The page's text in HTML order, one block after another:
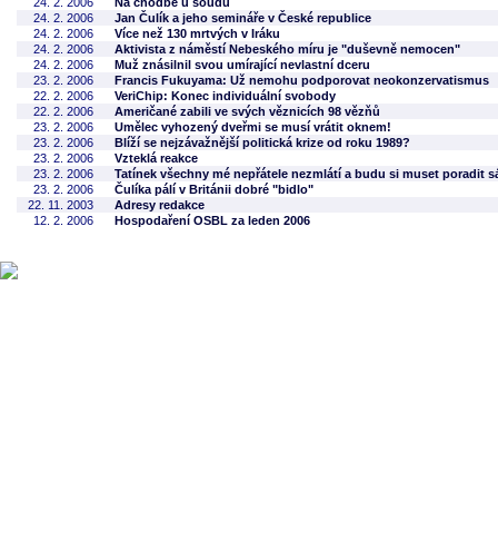
24. 2. 2006
Jan Čulík a jeho semináře v České republice
24. 2. 2006
Více než 130 mrtvých v Iráku
24. 2. 2006
Aktivista z náměstí Nebeského míru je "duševně nemocen"
24. 2. 2006
Muž znásilnil svou umírající nevlastní dceru
23. 2. 2006
Francis Fukuyama: Už nemohu podporovat neokonzervatismus
22. 2. 2006
VeriChip: Konec individuální svobody
22. 2. 2006
Američané zabili ve svých věznicích 98 vězňů
23. 2. 2006
Umělec vyhozený dveřmi se musí vrátit oknem!
23. 2. 2006
Blíží se nejzávažnější politická krize od roku 1989?
23. 2. 2006
Vzteklá reakce
23. 2. 2006
Tatínek všechny mé nepřátele nezmlátí a budu si muset poradit
23. 2. 2006
Čulíka pálí v Británii dobré "bidlo"
22. 11. 2003
Adresy redakce
12. 2. 2006
Hospodaření OSBL za leden 2006